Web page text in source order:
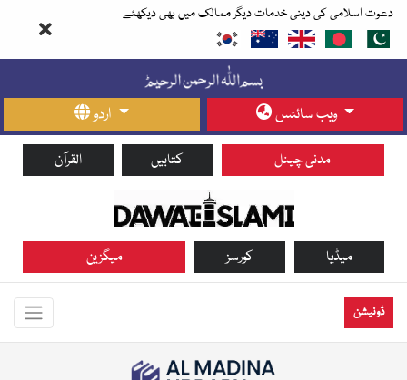
دعوت اسلامی کی دینی خدمات دیگر ممالک میں بھی دیکھئے
اردو ویب سائٹس
القرآن کتابیں مدنی چینل
میگزین کورسز میڈیا
ڈونیشن